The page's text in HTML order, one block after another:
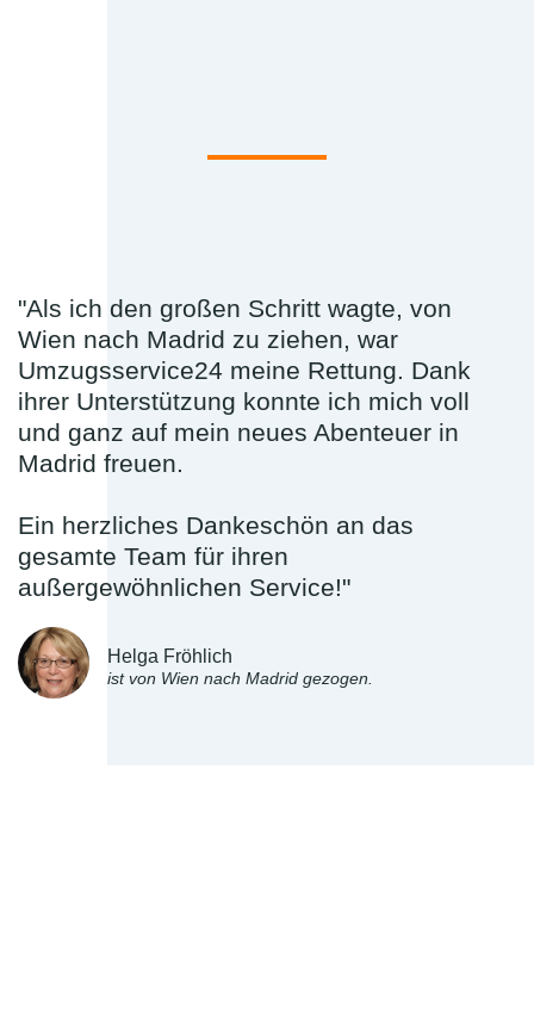
"Als ich den großen Schritt wagte, von
Wien nach Madrid zu ziehen, war
Umzugsservice24 meine Rettung. Dank
ihrer Unterstützung konnte ich mich voll
und ganz auf mein neues Abenteuer in
Madrid freuen.
Ein herzliches Dankeschön an das
gesamte Team für ihren
außergewöhnlichen Service!"
Helga Fröhlich
ist von Wien nach Madrid gezogen.